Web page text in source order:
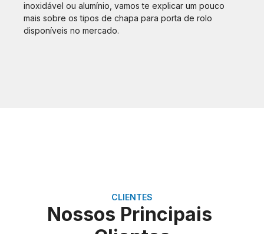
inoxidável ou alumínio, vamos te explicar um pouco
mais sobre os tipos de chapa para porta de rolo
disponíveis no mercado.
CLIENTES
Nossos Principais